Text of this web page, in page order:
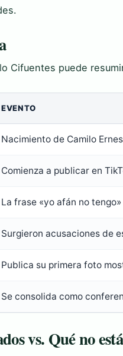
Cifuentes puede
EVENTO
Nacimiento de Camilo
Comienza a publicar en
La frase «yo afán no
Surgieron acusaciones de
Publica su primera foto
Se consolida como
vs. Qué no